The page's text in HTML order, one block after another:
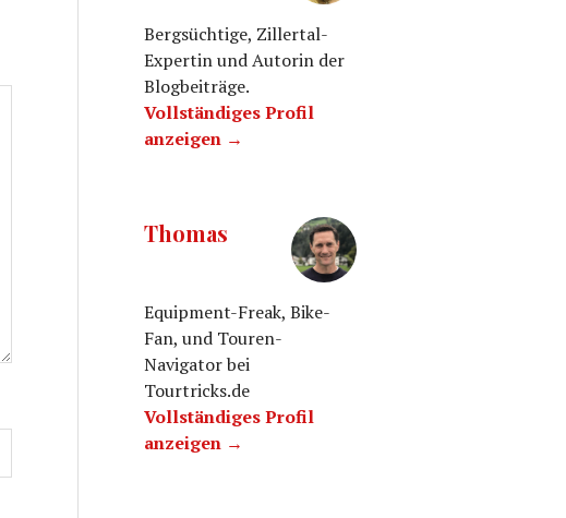
Bergsüchtige, Zillertal-
Expertin und Autorin der
Blogbeiträge.
Vollständiges Profil
anzeigen →
Thomas
Equipment-Freak, Bike-
Fan, und Touren-
Navigator bei
Tourtricks.de
Vollständiges Profil
anzeigen →